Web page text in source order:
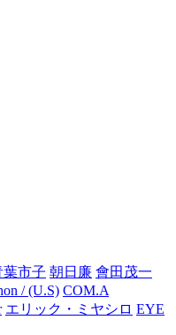
葉市子 朝日廉 會田茂一
/ (U.S) COM.A
エリック・ミヤシロ EYE